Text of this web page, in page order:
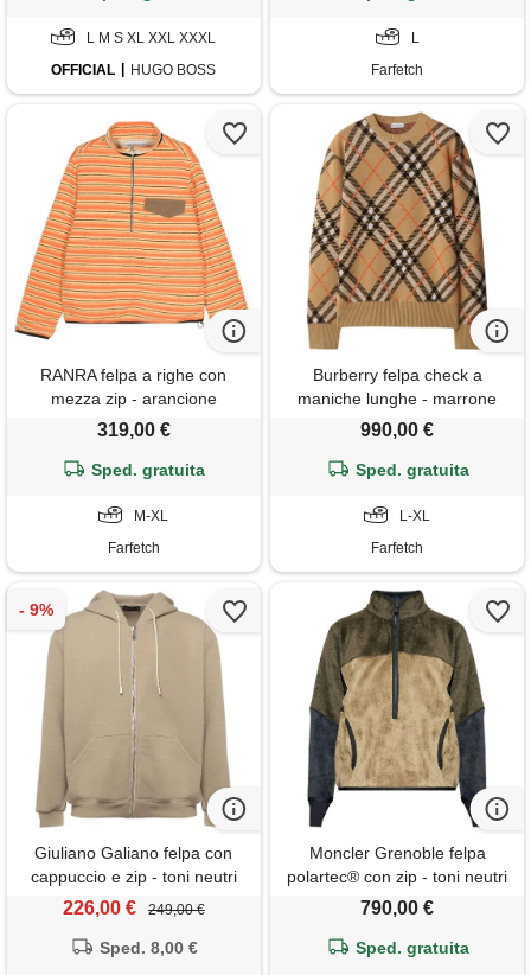
L M S XL XXL XXXL
OFFICIAL
HUGO BOSS
L
Farfetch
RANRA felpa a righe con
mezza zip - arancione
319,00 €
Sped. gratuita
M-XL
Farfetch
Burberry felpa check a
maniche lunghe - marrone
990,00 €
Sped. gratuita
L-XL
Farfetch
Giuliano Galiano felpa con
cappuccio e zip - toni neutri
226,00 € 249,00 €
Sped. 8,00 €
Moncler Grenoble felpa
polartec® con zip - toni neutri
790,00 €
Sped. gratuita